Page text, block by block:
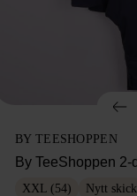
BY TEESHOPPEN
By TeeShoppen
XXL (54) Nytt skick